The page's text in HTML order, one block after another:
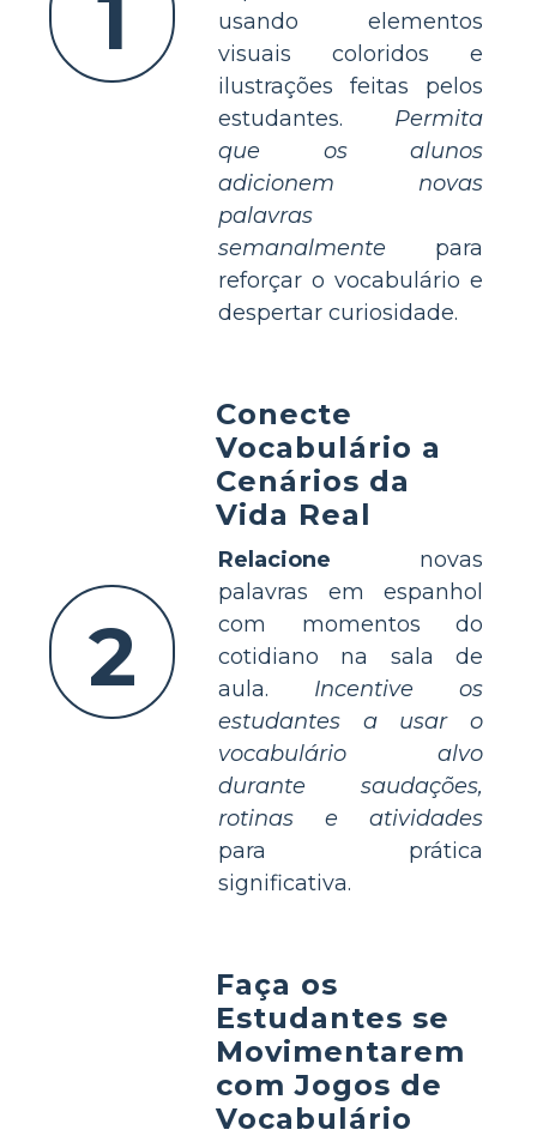
1
usando elementos
visuais coloridos e
ilustrações feitas pelos
estudantes. Permita
que os alunos
adicionem novas
palavras
semanalmente para
reforçar o vocabulário e
despertar curiosidade.
2
Conecte
Vocabulário a
Cenários da
Vida Real
Relacione novas
palavras em espanhol
com momentos do
cotidiano na sala de
aula. Incentive os
estudantes a usar o
vocabulário alvo
durante saudações,
rotinas e atividades
para prática
significativa.
Faça os
Estudantes se
Movimentarem
com Jogos de
Vocabulário